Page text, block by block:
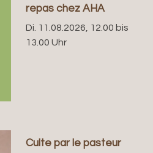
repas chez AHA
Di. 11.08.2026, 12.00 bis
13.00 Uhr
Culte par le pasteur